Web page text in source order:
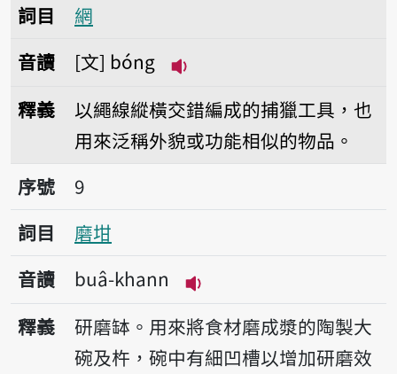
詞目
網
音讀
文 bóng
釋義
以繩線縱橫交錯編成的捕獵工具，也
用來泛稱外貌或功能相似的物品。
序號9磨坩
序號
9
詞目
磨坩
音讀
buâ-khann
播放音讀buâ-khann
釋義
研磨缽。用來將食材磨成漿的陶製大
碗及杵，碗中有細凹槽以增加研磨效